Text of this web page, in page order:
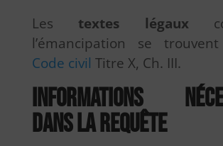
Les textes légaux
l’émancipation se
Code civil Titre X, Ch. III.
Informations
dans la requête